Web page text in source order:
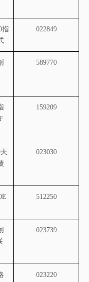
指
022849
589770
159209
天
023030
512250
023739
023220